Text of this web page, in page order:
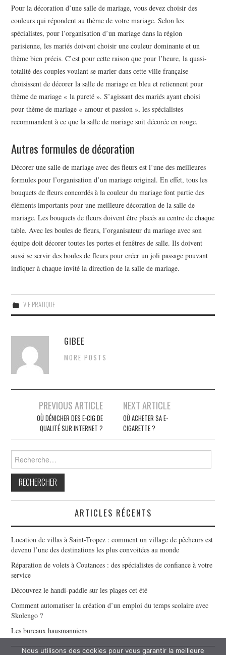
Pour la décoration d’une salle de mariage, vous devez choisir des
couleurs qui répondent au thème de votre mariage. Selon les
spécialistes, pour l’organisation d’un mariage dans la région
parisienne, les mariés doivent choisir une couleur dominante et un
thème bien précis. C’est pour cette raison que pour l’heure, la quasi-
totalité des couples voulant se marier dans cette ville française
choisissent de décorer la salle de mariage en bleu et retiennent pour
thème de mariage « la pureté ». S’agissant des mariés ayant choisi
pour thème de mariage « amour et passion », les spécialistes
recommandent à ce que la salle de mariage soit décorée en rouge.
Autres formules de décoration
Décorer une salle de mariage avec des fleurs est l’une des meilleures
formules pour l’organisation d’un mariage original. En effet, tous les
bouquets de fleurs concordés à la couleur du mariage font partie des
éléments importants pour une meilleure décoration de la salle de
mariage. Les bouquets de fleurs doivent être placés au centre de chaque
table. Avec les boules de fleurs, l’organisateur du mariage avec son
équipe doit décorer toutes les portes et fenêtres de salle. Ils doivent
aussi se servir des boules de fleurs pour créer un joli passage pouvant
indiquer à chaque invité la direction de la salle de mariage.
VIE PRATIQUE
GIBEE
MORE POSTS
Navigation
articles
PREVIOUS ARTICLE
OÙ DÉNICHER DES E-CIG DE
QUALITÉ SUR INTERNET ?
NEXT ARTICLE
OÙ ACHETER SA E-
CIGARETTE ?
ARTICLES RÉCENTS
Location de villas à Saint-Tropez : comment un village de pêcheurs est
devenu l’une des destinations les plus convoitées au monde
Réparation de volets à Coutances : des spécialistes de confiance à votre
service
Découvrez le handi-paddle sur les plages cet été
Comment automatiser la création d’un emploi du temps scolaire avec
Skolengo ?
Les bureaux hausmanniens
Nous utilisons des cookies pour vous garantir la meilleure